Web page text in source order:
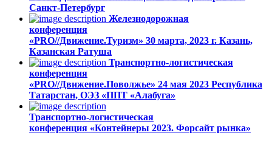
Санкт-Петербург
Железнодорожная
конференция
«PRO//Движение.Туризм» 30 марта, 2023 г. Казань,
Казанская Ратуша
Транспортно-логистическая
конференция
«PRO//Движение.Поволжье» 24 мая 2023 Республика
Татарстан, ОЭЗ «ППТ «Алабуга»
Транспортно-логистическая
конференция «Контейнеры 2023. Форсайт рынка»